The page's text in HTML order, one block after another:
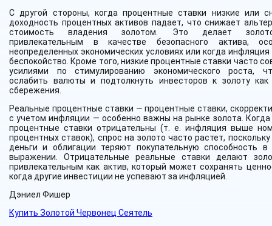
С другой стороны, когда процентные ставки низкие или
доходность процентных активов падает, что снижает
стоимость владения золотом. Это делает
привлекательным в качестве безопасного актива,
неопределенных экономических условиях или когда
беспокойство. Кроме того, низкие процентные ставки часто
усилиями по стимулированию экономического роста,
ослабить валюты и подтолкнуть инвесторов к золоту как
сбережения.
Реальные процентные ставки — процентные ставки,
с учетом инфляции — особенно важны на рынке золота.
процентные ставки отрицательны (т. е. инфляция выше
процентных ставок), спрос на золото часто растет,
деньги и облигации теряют покупательную способность в
выражении. Отрицательные реальные ставки делают
привлекательным как актив, который может сохранять
когда другие инвестиции не успевают за инфляцией.
Дэниел Фишер
Купить Золотой Червонец Сеятель